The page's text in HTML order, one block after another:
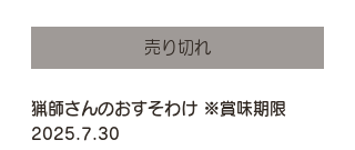
売り切れ
猟師さんのおすそわけ ※賞味期限
2025.7.30